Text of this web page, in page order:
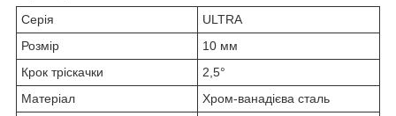
Серія
ULTRA
Розмір
10 мм
Крок тріскачки
2,5°
Матеріал
Хром-ванадієва сталь